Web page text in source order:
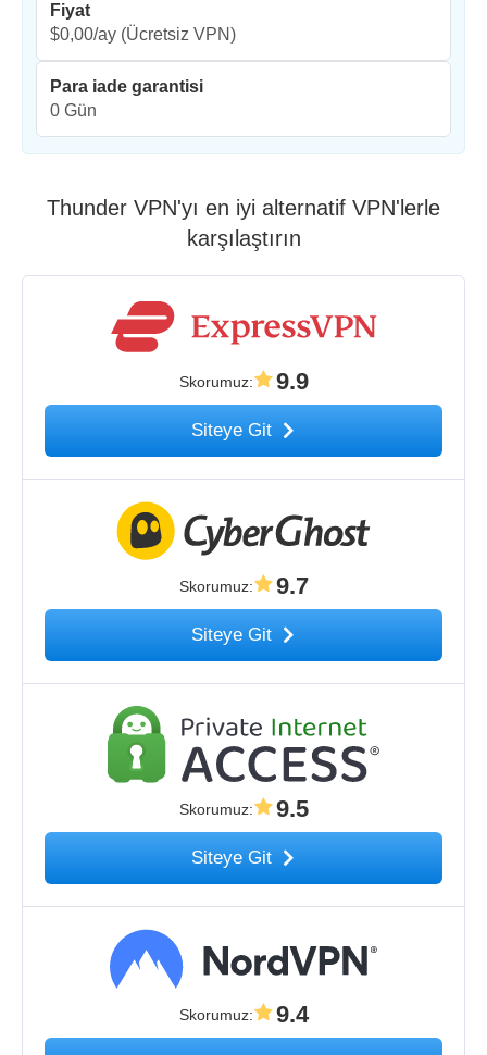
Fiyat
$0,00/ay (Ücretsiz VPN)
Para iade garantisi
0 Gün
Thunder VPN'yı en iyi alternatif VPN'lerle
karşılaştırın
Skorumuz: 9.9
Siteye Git
Skorumuz: 9.7
Siteye Git
Skorumuz: 9.5
Siteye Git
Skorumuz: 9.4